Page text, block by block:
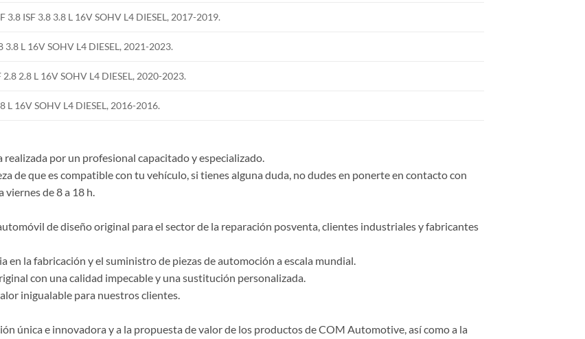
ISF 3.8 3.8 L 16V SOHV L4 DIESEL, 2017-2019.
3.8 L 16V SOHV L4 DIESEL, 2021-2023.
2.8 L 16V SOHV L4 DIESEL, 2020-2023.
L 16V SOHV L4 DIESEL, 2016-2016.
por un profesional capacitado y especializado.
de que es compatible con tu vehículo, si tienes alguna duda, no dudes en ponerte en contacto con
de 8 a 18 h.
de diseño original para el sector de la reparación posventa, clientes industriales y fabricantes
en la fabricación y el suministro de piezas de automoción a escala mundial.
con una calidad impecable y una sustitución personalizada.
inigualable para nuestros clientes.
única e innovadora y a la propuesta de valor de los productos de COM Automotive, así como a la